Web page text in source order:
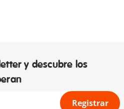
y descubre los
Registrar